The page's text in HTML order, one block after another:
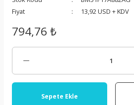
Fiyat
13,92 USD + KDV
794,76 ₺
Sepete Ekle